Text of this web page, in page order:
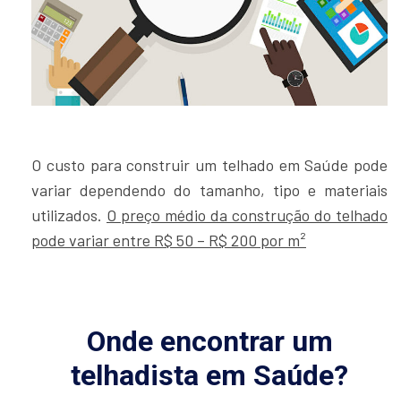
O custo para construir um telhado em Saúde pode
variar dependendo do tamanho, tipo e materiais
utilizados. O preço médio da construção do telhado
pode variar entre R$ 50 – R$ 200 por m²
Onde encontrar um
telhadista em Saúde?